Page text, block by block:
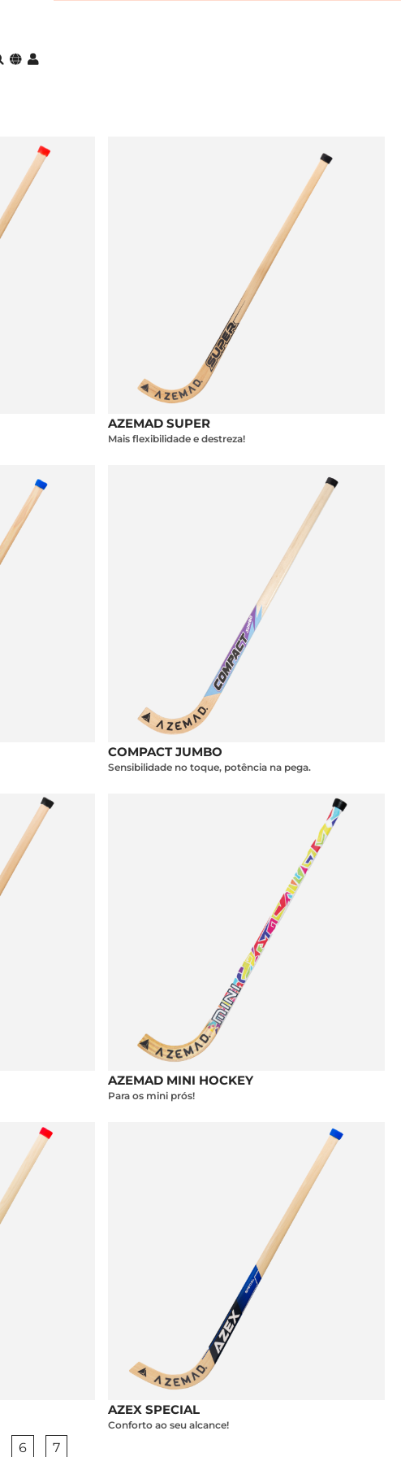
AZEMAD SUPER
Mais flexibilidade e destreza!
COMPACT JUMBO
Sensibilidade no toque, potência na pega.
AZEMAD MINI HOCKEY
Para os mini prós!
AZEX SPECIAL
Conforto ao seu alcance!
6 7